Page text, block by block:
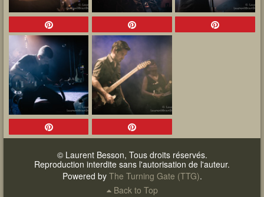
© Laurent Besson, Tous droits réservés.
Reproduction interdite sans l'autorisation de l'auteur.
Powered by The Turning Gate (TTG).
Back to Top